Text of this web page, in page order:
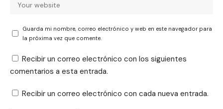
Guarda mi nombre, correo electrónico y web en este navegador para
la próxima vez que comente.
Recibir un correo electrónico con los siguientes
comentarios a esta entrada.
Recibir un correo electrónico con cada nueva entrada.